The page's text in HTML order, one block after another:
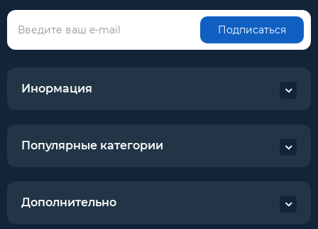
Подписаться
Инормация
Популярные категории
Дополнительно